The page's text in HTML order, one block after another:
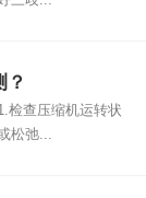
？
检查压缩机运转状
松弛...